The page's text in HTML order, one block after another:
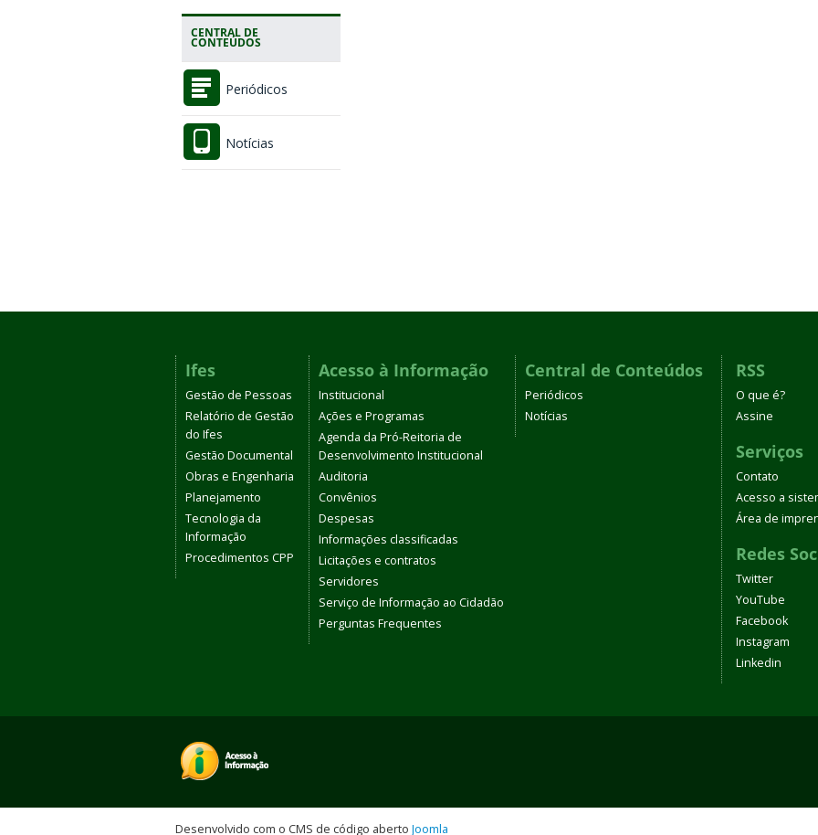
CENTRAL DE
CONTEÚDOS
Periódicos
Notícias
Ifes
Gestão de Pessoas
Relatório de Gestão
do Ifes
Gestão Documental
Obras e Engenharia
Planejamento
Tecnologia da
Informação
Procedimentos CPP
Acesso à Informação
Institucional
Ações e Programas
Agenda da Pró-Reitoria de
Desenvolvimento Institucional
Auditoria
Convênios
Despesas
Informações classificadas
Licitações e contratos
Servidores
Serviço de Informação ao Cidadão
Perguntas Frequentes
Central de Conteúdos
Periódicos
Notícias
RSS
O que é?
Assine
Serviços
Contato
Acesso a
Área de
Redes
Twitter
YouTube
Facebook
Instagram
Linkedin
Desenvolvido com o CMS de código aberto Joomla